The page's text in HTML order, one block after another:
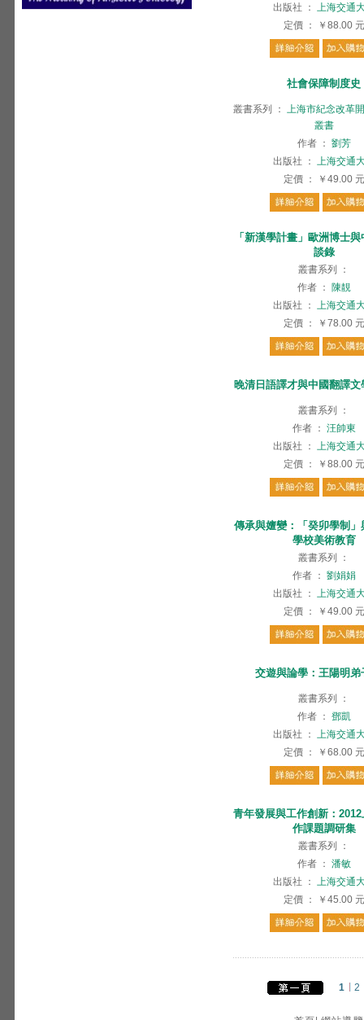
出版社
： 上海交通
定價 ： ￥88.00 元
社會保障制度史
叢書系列 ： 上海市紀念改革
叢書
作者 ： 劉芳
出版社
： 上海交通
定價 ： ￥49.00 元
「新漢學計畫」歐洲博士
談錄
叢書系列
：
作者 ：
陳靚
出版社
： 上海交通
定價 ： ￥78.00 元
晚清日語譯才與中國翻譯
叢書系列
：
作者 ： 汪帥東
出版社
： 上海交通
定價 ： ￥88.00 元
傳承與嬗變：「癸卯學制
學校美術教育
叢書系列
：
作者 ： 劉娟娟
出版社
： 上海交通
定價 ： ￥49.00 元
交遊與論學：王陽明弟
叢書系列
：
作者 ： 鄧凱
出版社
： 上海交通
定價 ： ￥68.00 元
青年發展與工作創新：
作課題調研集
叢書系列
：
作者 ： 潘敏
出版社
： 上海交通
定價 ： ￥45.00 元
1 2